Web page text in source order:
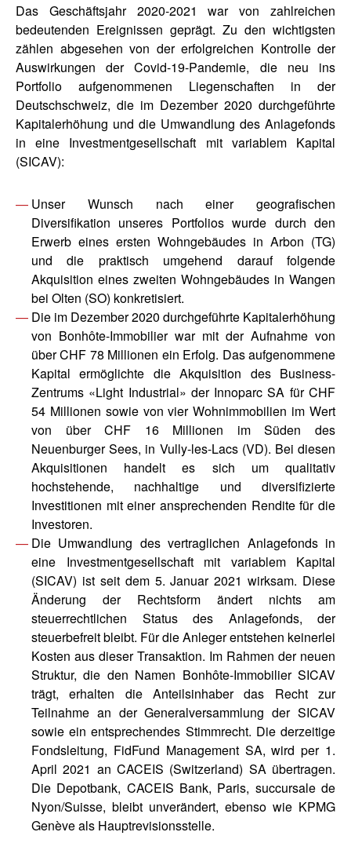
Das Geschäftsjahr 2020-2021 war von zahlreichen
bedeutenden Ereignissen geprägt. Zu den wichtigsten
zählen abgesehen von der erfolgreichen Kontrolle der
Auswirkungen der Covid-19-Pandemie, die neu ins
Portfolio aufgenommenen Liegenschaften in der
Deutschschweiz, die im Dezember 2020 durchgeführte
Kapitalerhöhung und die Umwandlung des Anlagefonds
in eine Investmentgesellschaft mit variablem Kapital
(SICAV):
Unser Wunsch nach einer geografischen
Diversifikation unseres Portfolios wurde durch den
Erwerb eines ersten Wohngebäudes in Arbon (TG)
und die praktisch umgehend darauf folgende
Akquisition eines zweiten Wohngebäudes in Wangen
bei Olten (SO) konkretisiert.
Die im Dezember 2020 durchgeführte Kapitalerhöhung
von Bonhôte-Immobilier war mit der Aufnahme von
über CHF 78 Millionen ein Erfolg. Das aufgenommene
Kapital ermöglichte die Akquisition des Business-
Zentrums «Light Industrial» der Innoparc SA für CHF
54 Millionen sowie von vier Wohnimmobilien im Wert
von über CHF 16 Millionen im Süden des
Neuenburger Sees, in Vully-les-Lacs (VD). Bei diesen
Akquisitionen handelt es sich um qualitativ
hochstehende, nachhaltige und diversifizierte
Investitionen mit einer ansprechenden Rendite für die
Investoren.
Die Umwandlung des vertraglichen Anlagefonds in
eine Investmentgesellschaft mit variablem Kapital
(SICAV) ist seit dem 5. Januar 2021 wirksam. Diese
Änderung der Rechtsform ändert nichts am
steuerrechtlichen Status des Anlagefonds, der
steuerbefreit bleibt. Für die Anleger entstehen keinerlei
Kosten aus dieser Transaktion. Im Rahmen der neuen
Struktur, die den Namen Bonhôte-Immobilier SICAV
trägt, erhalten die Anteilsinhaber das Recht zur
Teilnahme an der Generalversammlung der SICAV
sowie ein entsprechendes Stimmrecht. Die derzeitige
Fondsleitung, FidFund Management SA, wird per 1.
April 2021 an CACEIS (Switzerland) SA übertragen.
Die Depotbank, CACEIS Bank, Paris, succursale de
Nyon/Suisse, bleibt unverändert, ebenso wie KPMG
Genève als Hauptrevisionsstelle.